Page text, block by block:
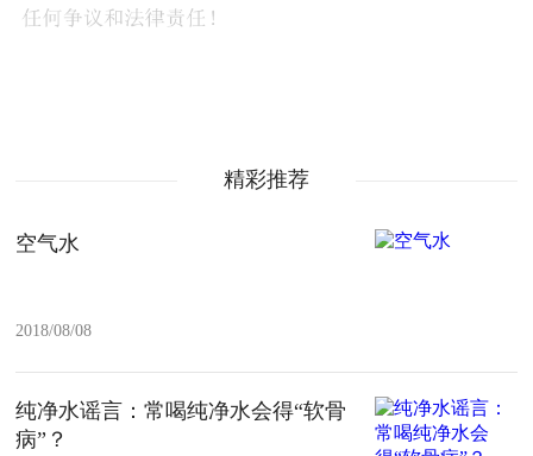
精彩推荐
空气水
2018/08/08
纯净水谣言：常喝纯净水会得“软骨
病”？